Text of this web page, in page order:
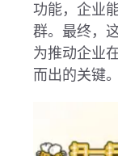
功能，企业
群。最终，
为推动企业
而出的关键。